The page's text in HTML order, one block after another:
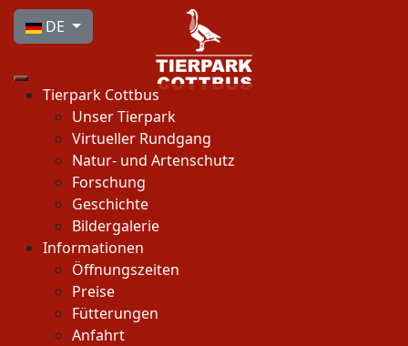
Sprache auswählen
DE
Tierpark Cottbus
Unser Tierpark
Virtueller Rundgang
Natur- und Artenschutz
Forschung
Geschichte
Bildergalerie
Informationen
Öffnungszeiten
Preise
Fütterungen
Anfahrt